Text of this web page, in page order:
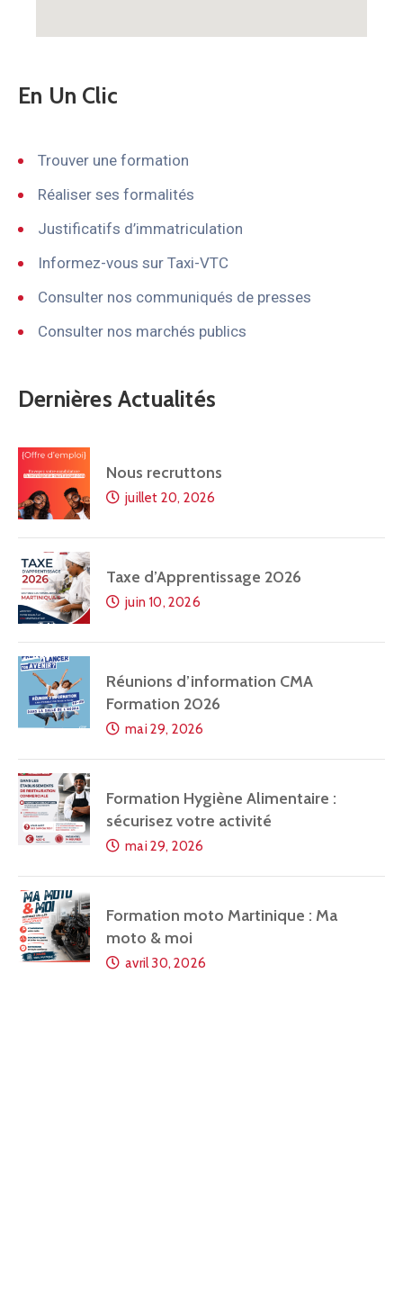
En Un Clic
Trouver une formation
Réaliser ses formalités
Justificatifs d’immatriculation
Informez-vous sur Taxi-VTC
Consulter nos communiqués de presses
Consulter nos marchés publics
Dernières Actualités
Nous recruttons
juillet 20, 2026
Taxe d’Apprentissage 2026
juin 10, 2026
Réunions d’information CMA
Formation 2026
mai 29, 2026
Formation Hygiène Alimentaire :
sécurisez votre activité
mai 29, 2026
Formation moto Martinique : Ma
moto & moi
avril 30, 2026